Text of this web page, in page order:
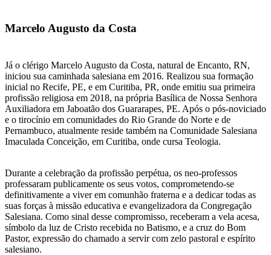
Marcelo Augusto da Costa
Já o clérigo Marcelo Augusto da Costa, natural de Encanto, RN,
iniciou sua caminhada salesiana em 2016. Realizou sua formação
inicial no Recife, PE, e em Curitiba, PR, onde emitiu sua primeira
profissão religiosa em 2018, na própria Basílica de Nossa Senhora
Auxiliadora em Jaboatão dos Guararapes, PE. Após o pós-noviciado
e o tirocínio em comunidades do Rio Grande do Norte e de
Pernambuco, atualmente reside também na Comunidade Salesiana
Imaculada Conceição, em Curitiba, onde cursa Teologia.
Durante a celebração da profissão perpétua, os neo-professos
professaram publicamente os seus votos, comprometendo-se
definitivamente a viver em comunhão fraterna e a dedicar todas as
suas forças à missão educativa e evangelizadora da Congregação
Salesiana. Como sinal desse compromisso, receberam a vela acesa,
símbolo da luz de Cristo recebida no Batismo, e a cruz do Bom
Pastor, expressão do chamado a servir com zelo pastoral e espírito
salesiano.